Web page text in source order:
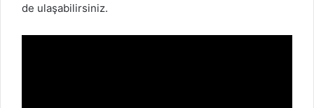
de ulaşabilirsiniz.